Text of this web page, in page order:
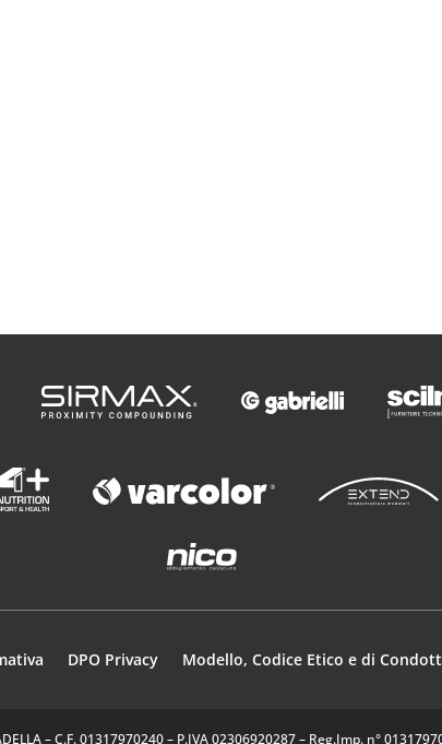
DPO Privacy Modello, Codice Etico e di
– C.F. 01317970240 – P.IVA 02306920287 – Reg.Imp. n°